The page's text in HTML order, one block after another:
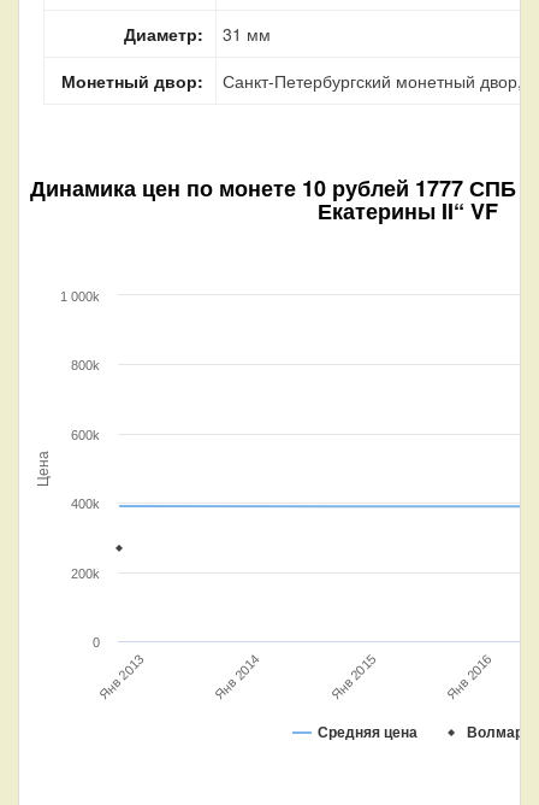
Диаметр:
31 мм
Монетный двор:
Санкт-Петербургский монетный двор,
Динамика цен по монете 10 рублей 1777 СПБ
Екатерины II“ VF
Цена
Средняя цена Волмар
Янв 2013 Янв 2014 Янв 2015 Янв 2016
0
200k
400k
600k
800k
1 000k